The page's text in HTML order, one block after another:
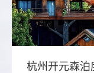
杭州开元森泊